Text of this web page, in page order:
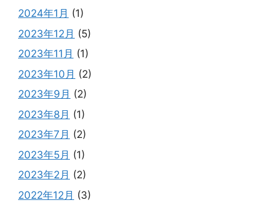
2024年1月 (1)
2023年12月 (5)
2023年11月 (1)
2023年10月 (2)
2023年9月 (2)
2023年8月 (1)
2023年7月 (2)
2023年5月 (1)
2023年2月 (2)
2022年12月 (3)